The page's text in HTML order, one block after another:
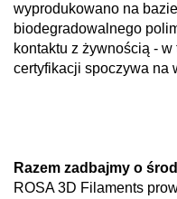
wyprodukowano na
biodegradowalnego
kontaktu z żywnością -
certyfikacji spoczywa na
Razem zadbajmy o
ROSA 3D Filaments